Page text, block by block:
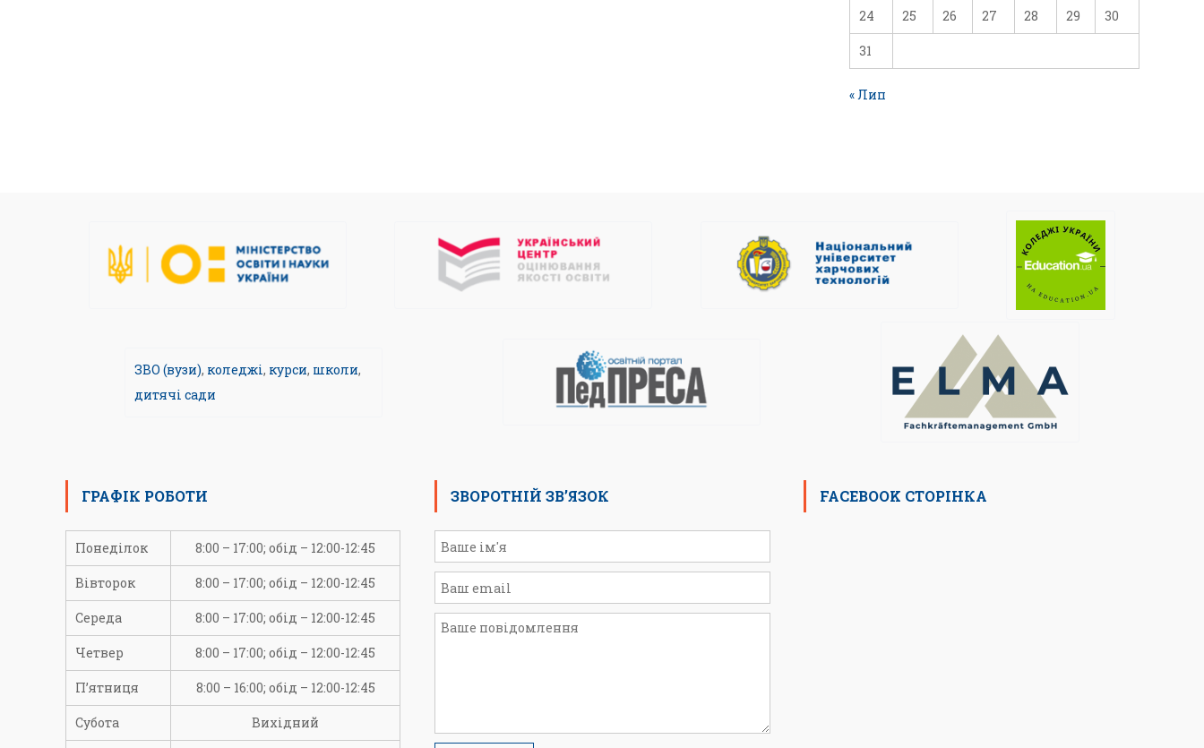
24 25 26 27 28 29 30
31
« Лип
ЗВО (вузи), коледжі, курси, школи,
дитячі сади
ГРАФІК РОБОТИ
Понеділок 8:00 – 17:00; обід – 12:00-12:45
Вівторок 8:00 – 17:00; обід – 12:00-12:45
Середа 8:00 – 17:00; обід – 12:00-12:45
Четвер 8:00 – 17:00; обід – 12:00-12:45
П’ятниця 8:00 – 16:00; обід – 12:00-12:45
Субота Вихідний
ЗВОРОТНІЙ ЗВ’ЯЗОК FACEBOOK СТОРІНКА